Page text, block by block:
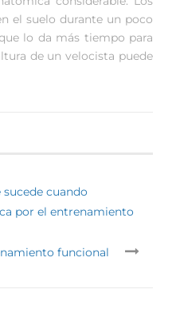
el suelo durante un poco
lo da más tiempo para
de un velocista puede
cuando
por el entrenamiento
funcional